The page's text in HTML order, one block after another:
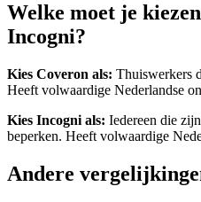
Welke moet je
Incogni?
Kies Coveron als: Thuiswerkers
Heeft volwaardige Nederlandse
Kies Incogni als: Iedereen die
beperken. Heeft volwaardige
Andere